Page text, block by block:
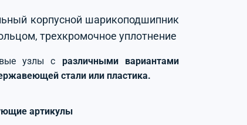
корпусной шарикоподшипник
трехкромочное уплотнение
узлы с различными вариантами
стали или пластика.
артикулы